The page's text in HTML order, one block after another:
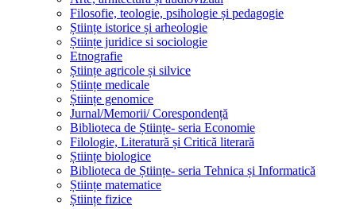
Filosofie, teologie, psihologie și pedagogie
Științe istorice și arheologie
Științe juridice si sociologie
Etnografie
Științe agricole și silvice
Științe medicale
Științe genomice
Jurnal/Memorii/ Corespondență
Biblioteca de Științe- seria Economie
Filologie, Literatură și Critică literară
Științe biologice
Biblioteca de Științe- seria Tehnica și Informatică
Științe matematice
Științe fizice